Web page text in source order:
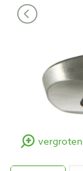
vergroten